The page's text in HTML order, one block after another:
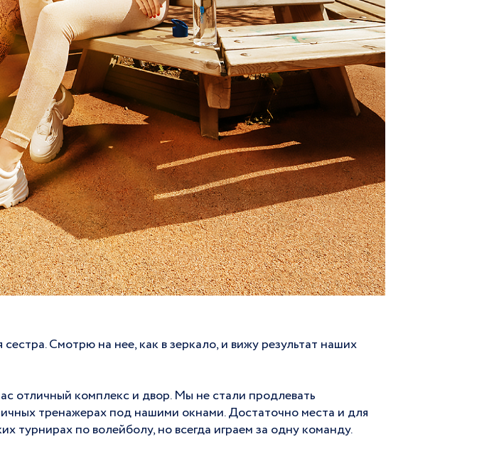
Смотрю на нее, как в зеркало, и вижу результат наших
отличный комплекс и двор. Мы не стали продлевать
тренажерах под нашими окнами. Достаточно места и для
турнирах по волейболу, но всегда играем за одну команду.